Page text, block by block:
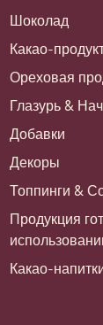
Шоколад
Какао-
Ореховая
Глазурь &
Добавки
Декоры
Топпинги &
Продукция
Какао-